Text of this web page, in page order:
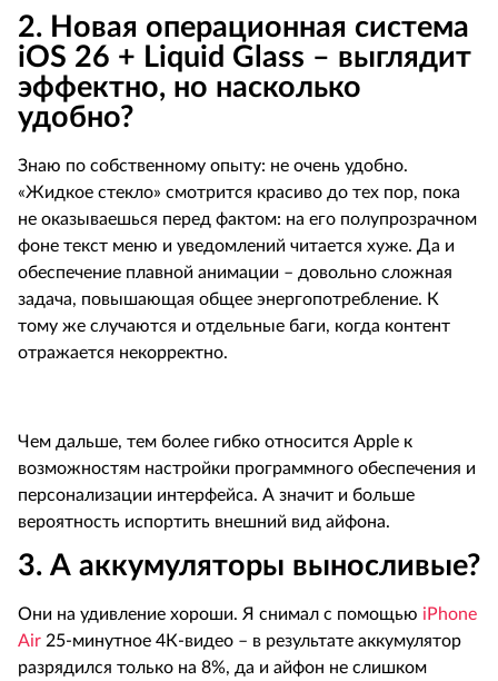
2. Новая операционная система
iOS 26 + Liquid Glass – выглядит
эффектно, но насколько
удобно?
Знаю по собственному опыту: не очень удобно.
«Жидкое стекло» смотрится красиво до тех пор, пока
не оказываешься перед фактом: на его полупрозрачном
фоне текст меню и уведомлений читается хуже. Да и
обеспечение плавной анимации – довольно сложная
задача, повышающая общее энергопотребление. К
тому же случаются и отдельные баги, когда контент
отражается некорректно.
Чем дальше, тем более гибко относится Apple к
возможностям настройки программного обеспечения и
персонализации интерфейса. А значит и больше
вероятность испортить внешний вид айфона.
3. А аккумуляторы выносливые?
Они на удивление хороши. Я снимал с помощью iPhone
Air 25-минутное 4К-видео – в результате аккумулятор
разрядился только на 8%, да и айфон не слишком